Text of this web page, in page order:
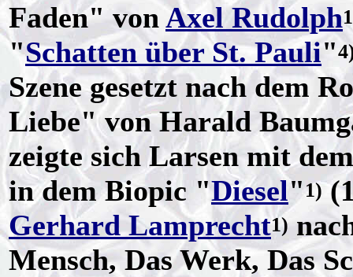
Faden" vonAxel Rudolph
"Schatten über St. Pauli"
Szene gesetzt nach dem
Liebe" von Harald
zeigte sich Larsen mit
in dem Biopic "Diesel"1)
Gerhard Lamprecht1)
Mensch, Das Werk, Das